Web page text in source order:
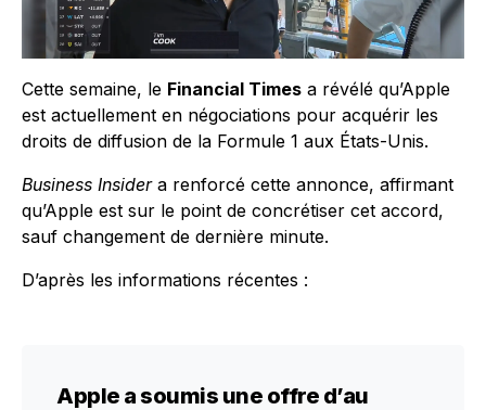
Cette semaine, le Financial Times a révélé qu’Apple
est actuellement en négociations pour acquérir les
droits de diffusion de la Formule 1 aux États-Unis.
Business Insidera renforcé cette annonce, affirmant
qu’Apple est sur le point de concrétiser cet accord,
sauf changement de dernière minute.
D’après les informations récentes :
Apple a soumis une offre d’au